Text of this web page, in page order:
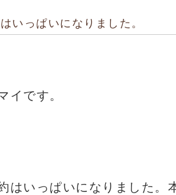
いっぱいになりました。
イです。
はいっぱいになりました。